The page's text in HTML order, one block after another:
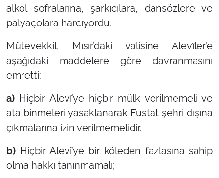
alkol sofralarına, şarkıcılara, dansözlere ve
palyaçolara harcıyordu.
Mütevekkil, Mısır’daki valisine Alevîler’e
aşağıdaki maddelere göre davranmasını
emretti:
a) Hiçbir Alevî’ye hiçbir mülk verilmemeli ve
ata binmeleri yasaklanarak Fustat şehri dışına
çıkmalarına izin verilmemelidir.
b) Hiçbir Alevî’ye bir köleden fazlasına sahip
olma hakkı tanınmamalı;